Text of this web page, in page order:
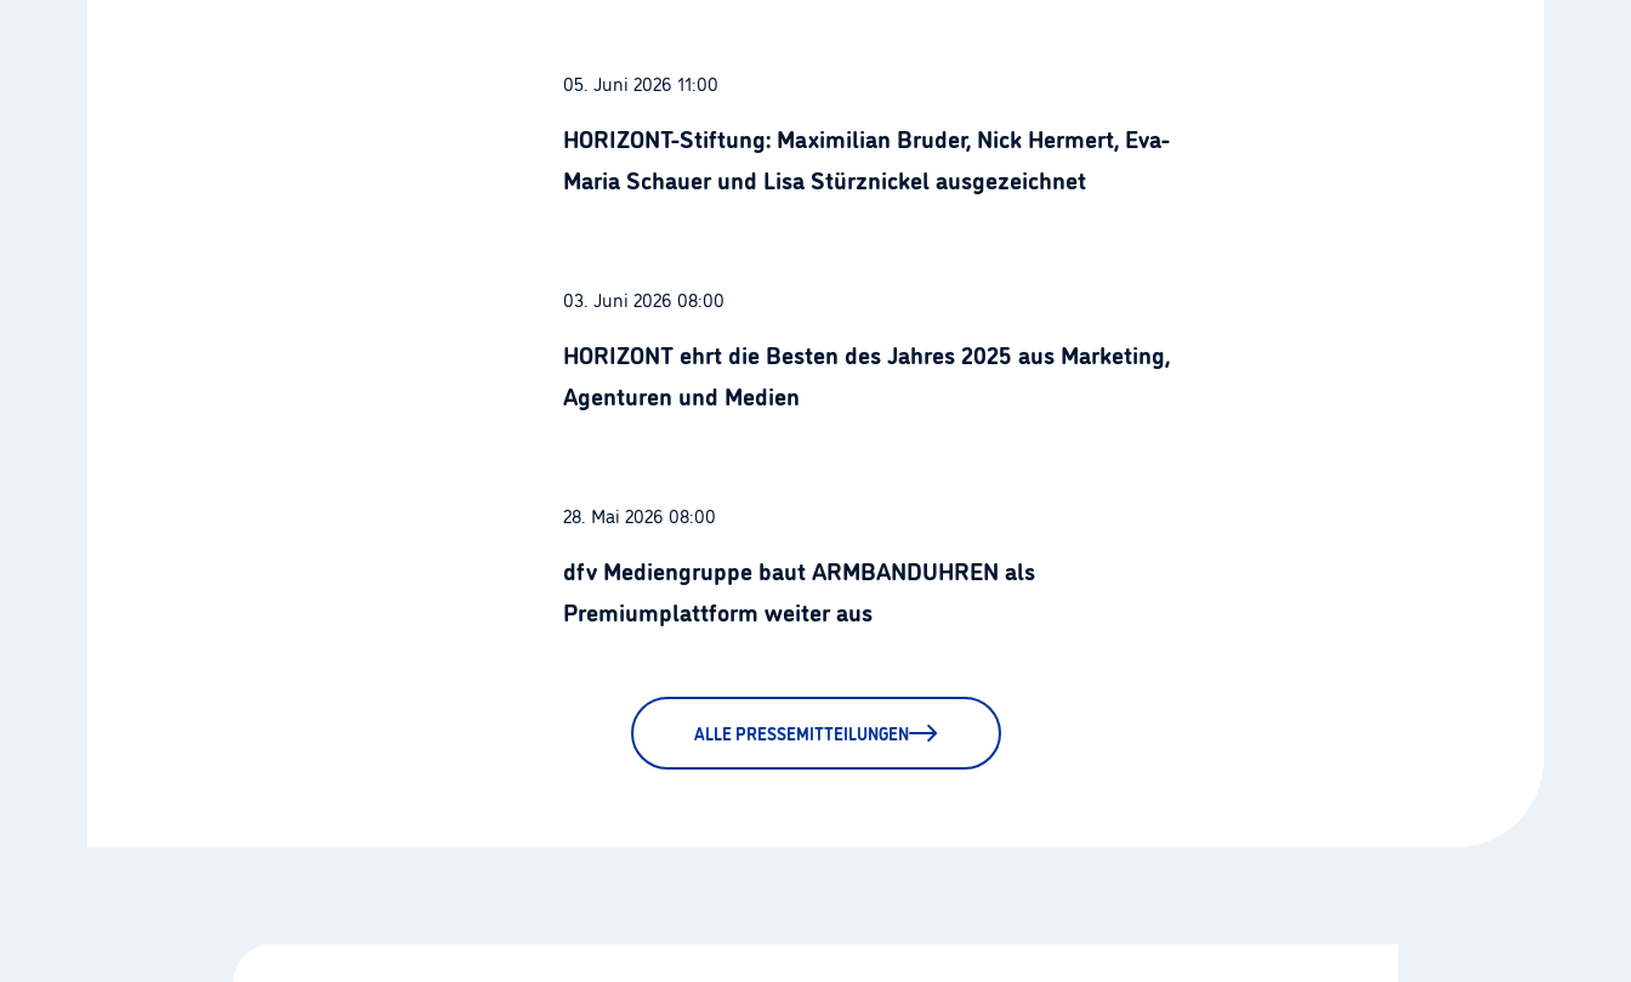
05. Juni 2026 11:00
HORIZONT-Stiftung: Maximilian Bruder, Nick Hermert, Eva-
Maria Schauer und Lisa Stürznickel ausgezeichnet
03. Juni 2026 08:00
HORIZONT ehrt die Besten des Jahres 2025 aus Marketing,
Agenturen und Medien
28. Mai 2026 08:00
dfv Mediengruppe baut ARMBANDUHREN als
Premiumplattform weiter aus
ALLE PRESSEMITTEILUNGEN